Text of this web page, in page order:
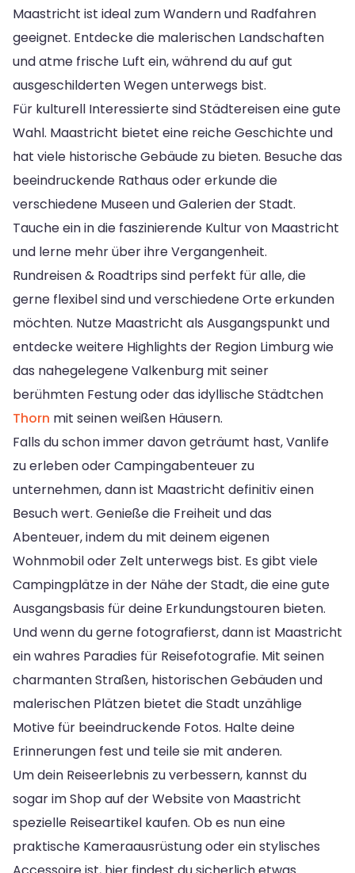
Maastricht ist ideal zum Wandern und Radfahren
geeignet. Entdecke die malerischen Landschaften
und atme frische Luft ein, während du auf gut
ausgeschilderten Wegen unterwegs bist.
Für kulturell Interessierte sind Städtereisen eine gute
Wahl. Maastricht bietet eine reiche Geschichte und
hat viele historische Gebäude zu bieten. Besuche das
beeindruckende Rathaus oder erkunde die
verschiedene Museen und Galerien der Stadt.
Tauche ein in die faszinierende Kultur von Maastricht
und lerne mehr über ihre Vergangenheit.
Rundreisen & Roadtrips sind perfekt für alle, die
gerne flexibel sind und verschiedene Orte erkunden
möchten. Nutze Maastricht als Ausgangspunkt und
entdecke weitere Highlights der Region Limburg wie
das nahegelegene Valkenburg mit seiner
berühmten Festung oder das idyllische Städtchen
Thorn mit seinen weißen Häusern.
Falls du schon immer davon geträumt hast, Vanlife
zu erleben oder Campingabenteuer zu
unternehmen, dann ist Maastricht definitiv einen
Besuch wert. Genieße die Freiheit und das
Abenteuer, indem du mit deinem eigenen
Wohnmobil oder Zelt unterwegs bist. Es gibt viele
Campingplätze in der Nähe der Stadt, die eine gute
Ausgangsbasis für deine Erkundungstouren bieten.
Und wenn du gerne fotografierst, dann ist Maastricht
ein wahres Paradies für Reisefotografie. Mit seinen
charmanten Straßen, historischen Gebäuden und
malerischen Plätzen bietet die Stadt unzählige
Motive für beeindruckende Fotos. Halte deine
Erinnerungen fest und teile sie mit anderen.
Um dein Reiseerlebnis zu verbessern, kannst du
sogar im Shop auf der Website von Maastricht
spezielle Reiseartikel kaufen. Ob es nun eine
praktische Kameraausrüstung oder ein stylisches